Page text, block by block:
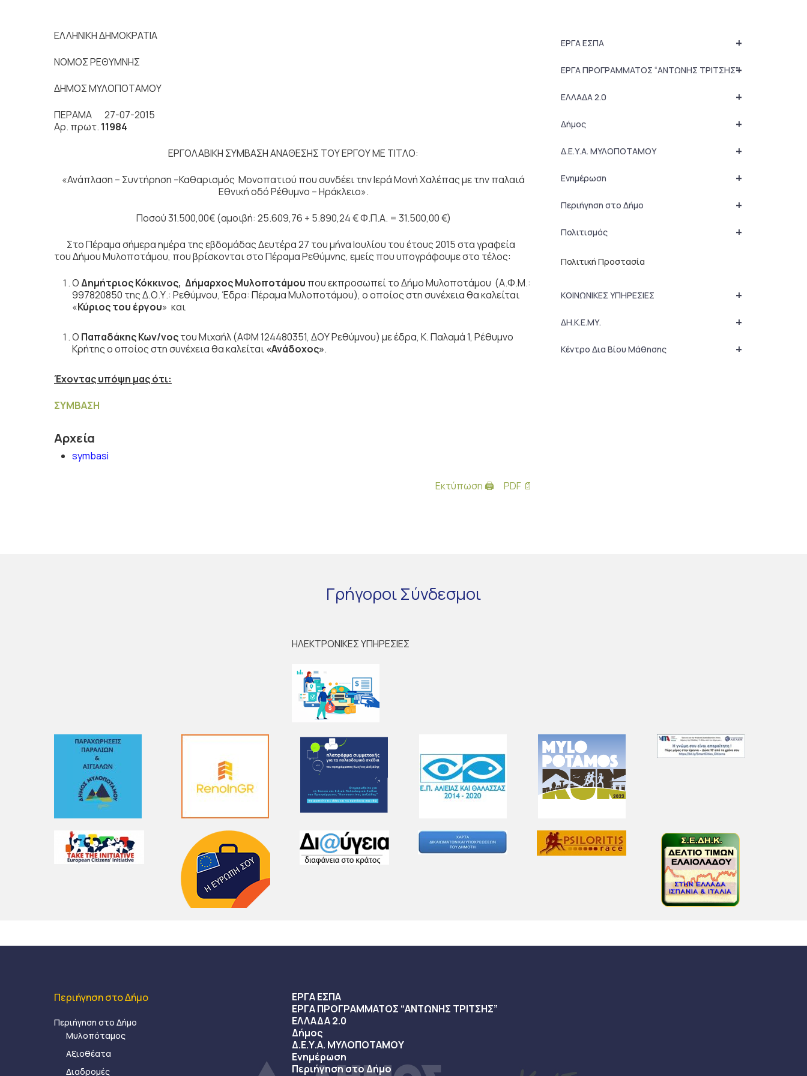
ΕΛΛΗΝΙΚΗ ΔΗΜΟΚΡΑΤΙΑ
ΝΟΜΟΣ ΡΕΘΥΜΝΗΣ
ΔΗΜΟΣ ΜΥΛΟΠΟΤΑΜΟΥ
ΠΕΡΑΜΑ 27-07-2015
Αρ. πρωτ. 11984
ΕΡΓΟΛΑΒΙΚΗ ΣΥΜΒΑΣΗ ΑΝΑΘΕΣΗΣ ΤΟΥ ΕΡΓΟΥ ΜΕ ΤΙΤΛΟ:
«Ανάπλαση – Συντήρηση –Καθαρισμός Μονοπατιού που συνδέει την Ιερά Μονή Χαλέπας με την παλαιά
Εθνική οδό Ρέθυμνο – Ηράκλειο».
Ποσού 31.500,00€ (αμοιβή: 25.609,76 + 5.890,24 € Φ.Π.Α. = 31.500,00 €)
Στο Πέραμα σήμερα ημέρα της εβδομάδας Δευτέρα 27 του μήνα Ιουλίου του έτους 2015 στα γραφεία
του Δήμου Μυλοποτάμου, που βρίσκονται στο Πέραμα Ρεθύμνης, εμείς που υπογράφουμε στο τέλος:
ΟΔημήτριος Κόκκινος, Δήμαρχος Μυλοποτάμου που εκπροσωπεί το Δήμο Μυλοποτάμου (Α.Φ.Μ.:
997820850 της Δ.Ο.Υ.: Ρεθύμνου, Έδρα: Πέραμα Μυλοποτάμου), ο οποίος στη συνέχεια θα καλείται
«Κύριος του έργου» και
Ο Παπαδάκης Κων/νοςτου Μιχαήλ (ΑΦΜ 124480351, ΔΟΥ Ρεθύμνου) με έδρα, Κ. Παλαμά 1, Ρέθυμνο
Κρήτης ο οποίος στη συνέχεια θα καλείται«Ανάδοχος».
Έχοντας υπόψη μας ότι:
ΣΥΜΒΑΣΗ
Αρχεία
symbasi
Εκτύπωση 🖨 PDF 📄
+
ΕΡΓΑ ΕΣΠΑ
+
ΕΡΓΑ ΠΡΟΓΡΑΜΜΑΤΟΣ “ΑΝΤΩΝΗΣ ΤΡΙΤΣΗΣ”
+
ΕΛΛΑΔΑ 2.0
+
Δήμος
+
Δ.Ε.Υ.Α. ΜΥΛΟΠΟΤΑΜΟΥ
+
Ενημέρωση
+
Περιήγηση στο Δήμο
+
Πολιτισμός
Πολιτική Προστασία
+
ΚΟΙΝΩΝΙΚΕΣ ΥΠΗΡΕΣΙΕΣ
+
ΔΗ.Κ.Ε.ΜΥ.
+
Κέντρο Δια Βίου Μάθησης
ΓρήγοροιΣύνδεσμοι
ΗΛΕΚΤΡΟΝΙΚΕΣ ΥΠΗΡΕΣΙΕΣ
Περιήγηση στο Δήμο
Περιήγηση στο Δήμο
Μυλοπόταμος
Αξιοθέατα
Διαδρομές
ΕΡΓΑ ΕΣΠΑ
ΕΡΓΑ ΠΡΟΓΡΑΜΜΑΤΟΣ “ΑΝΤΩΝΗΣ ΤΡΙΤΣΗΣ”
ΕΛΛΑΔΑ 2.0
Δήμος
Δ.Ε.Υ.Α. ΜΥΛΟΠΟΤΑΜΟΥ
Ενημέρωση
Περιήγηση στο Δήμο